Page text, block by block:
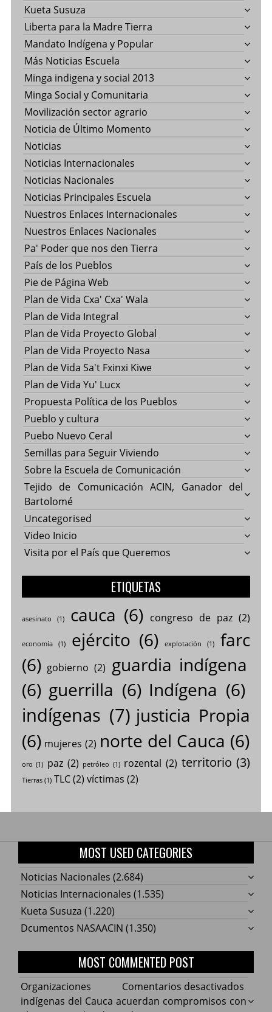
Kueta Susuza
Liberta para la Madre Tierra
Mandato Indígena y Popular
Más Noticias Escuela
Minga indigena y social 2013
Minga Social y Comunitaria
Movilización sector agrario
Noticia de Último Momento
Noticias
Noticias Internacionales
Noticias Nacionales
Noticias Principales Escuela
Nuestros Enlaces Internacionales
Nuestros Enlaces Nacionales
Pa' Poder que nos den Tierra
País de los Pueblos
Pie de Página Web
Plan de Vida Cxa' Cxa' Wala
Plan de Vida Integral
Plan de Vida Proyecto Global
Plan de Vida Proyecto Nasa
Plan de Vida Sa't Fxinxi Kiwe
Plan de Vida Yu' Lucx
Propuesta Política de los Pueblos
Pueblo y cultura
Puebo Nuevo Ceral
Semillas para Seguir Viviendo
Sobre la Escuela de Comunicación
Tejido de Comunicación ACIN, Ganador del
Bartolomé
Uncategorised
Video Inicio
Visita por el País que Queremos
ETIQUETAS
asesinato (1) cauca (6) congreso de paz(2)
economía(1) ejército (6) explotación (1)
farc
(6) gobierno (2) guardia indígena
(6) guerrilla (6) Indígena (6)
indígenas (7) justicia Propia
(6) mujeres (2) norte del Cauca (6)
oro (1) paz (2) petróleo (1) rozental (2) territorio (3)
Tierras(1) TLC(2) víctimas (2)
MOST USED CATEGORIES
Noticias Nacionales (2.684)
Noticias Internacionales (1.535)
Kueta Susuza (1.220)
Dcumentos NASAACIN (1.350)
MOST COMMENTED POST
Comentarios desactivados
Organizaciones
indígenas del Cauca acuerdan compromisos con